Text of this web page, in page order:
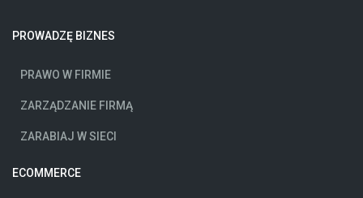
PROWADZĘ BIZNES
PRAWO W FIRMIE
ZARZĄDZANIE FIRMĄ
ZARABIAJ W SIECI
ECOMMERCE